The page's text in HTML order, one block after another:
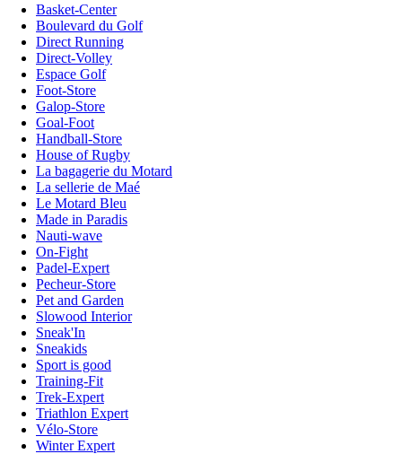
Basket-Center
Boulevard du Golf
Direct Running
Direct-Volley
Espace Golf
Foot-Store
Galop-Store
Goal-Foot
Handball-Store
House of Rugby
La bagagerie du Motard
La sellerie de Maé
Le Motard Bleu
Made in Paradis
Nauti-wave
On-Fight
Padel-Expert
Pecheur-Store
Pet and Garden
Slowood Interior
Sneak'In
Sneakids
Sport is good
Training-Fit
Trek-Expert
Triathlon Expert
Vélo-Store
Winter Expert